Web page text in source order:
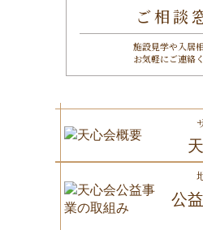
ご相談
施設見学や入居
お気軽にご連絡
公